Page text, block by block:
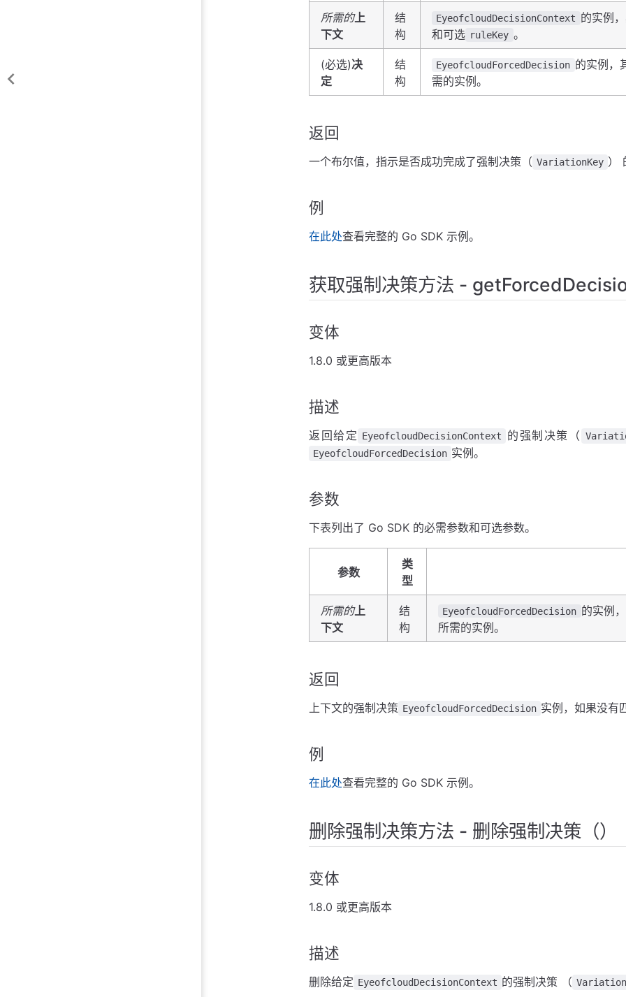
所需的上
下文
结
构
EyeofcloudDecisionContext 的实例
和可选 ruleKey 。
(必选)决
定
结
构
EyeofcloudForcedDecision 的实例，
需的实例。
返回
一个布尔值，指示是否成功完成了强制决策（ VariationKey ）
例
在此处查看完整的 Go SDK 示例。
获取强制决策方法 -
变体
1.8.0 或更高版本
描述
返回给定 EyeofcloudDecisionContext 的强制决策（
EyeofcloudForcedDecision 实例。
参数
下表列出了 Go SDK 的必需参数和可选参数。
参数
类
型
所需的上
下文
结
构
EyeofcloudForcedDecision 的实例
所需的实例。
返回
上下文的强制决策 EyeofcloudForcedDecision 实例，如果没有
例
在此处查看完整的 Go SDK 示例。
删除强制决策方法 - 删除强制决策（）
变体
1.8.0 或更高版本
描述
删除给定 EyeofcloudDecisionContext 的强制决策 （